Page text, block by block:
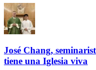
José Chang,
tiene una Iglesia viva